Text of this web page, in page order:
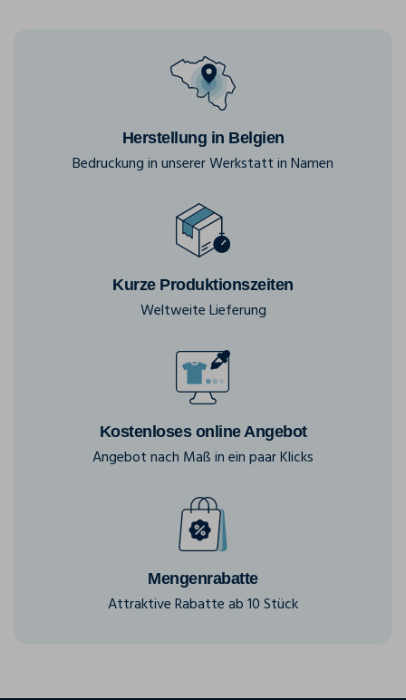
Herstellung in Belgien
Bedruckung in unserer Werkstatt in Namen
Kurze Produktionszeiten
Weltweite Lieferung
Kostenloses online Angebot
Angebot nach Maß in ein paar Klicks
Mengenrabatte
Attraktive Rabatte ab 10 Stück